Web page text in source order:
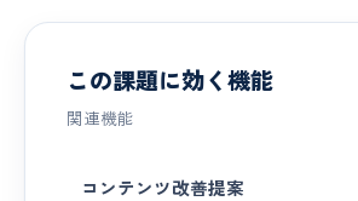
この課題に効く機能
関連機能
コンテンツ改善提案